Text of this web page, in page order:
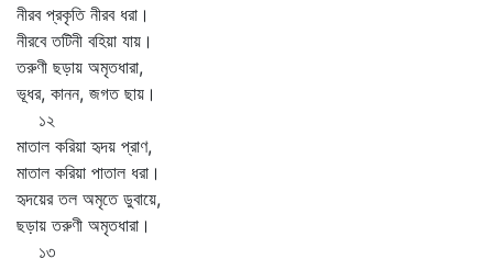
নীরব প্রকৃতি নীরব ধরা।
নীরবে তটিনী বহিয়া যায়।
তরুণী ছড়ায় অমৃতধারা,
ভূধর, কানন, জগত ছায়।
১২
মাতাল করিয়া হৃদয় প্রাণ,
মাতাল করিয়া পাতাল ধরা।
হৃদয়ের তল অমৃতে ডুবায়ে,
ছড়ায় তরুণী অমৃতধারা।
১৩